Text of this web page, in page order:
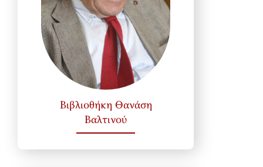
Βιβλιοθήκη Θανάση
Βαλτινού